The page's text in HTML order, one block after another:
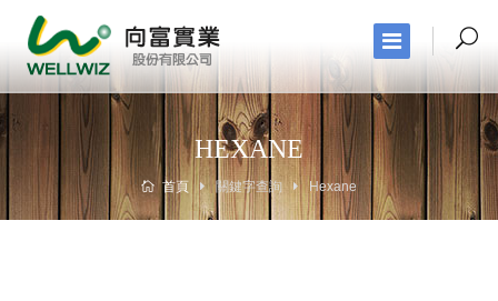
HEXANE
首頁 關鍵字查詢 Hexane